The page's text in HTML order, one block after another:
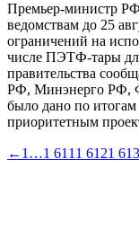
Премьер-министр
ведомствам до 25
ограничений на
числе ПЭТФ-тары
правительства
РФ, Минэнерго РФ,
было дано по
приоритетным
← 1 …1 611 1 6121 613